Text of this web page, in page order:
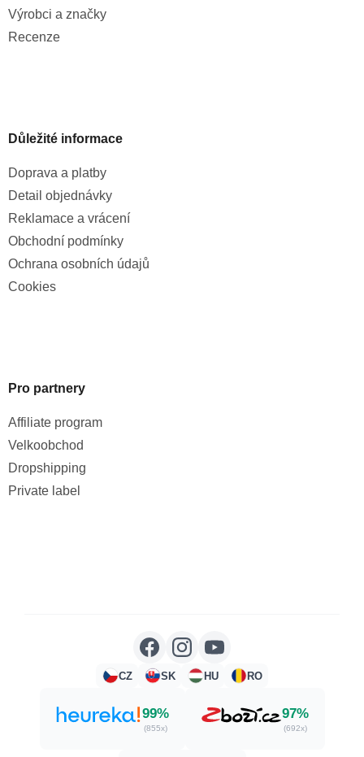
Výrobci a značky
Recenze
Důležité informace
Doprava a platby
Detail objednávky
Reklamace a vrácení
Obchodní podmínky
Ochrana osobních údajů
Cookies
Pro partnery
Affiliate program
Velkoobchod
Dropshipping
Private label
CZ SK HU RO
99%
(855x)
97%
(692x)